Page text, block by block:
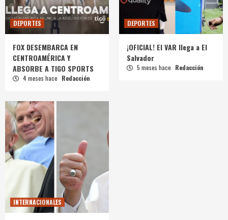
DEPORTES
FOX DESEMBARCA EN
CENTROAMÉRICA Y
ABSORBE A TIGO SPORTS
4 meses hace Redacción
DEPORTES
¡OFICIAL! El VAR llega a El
Salvador
5 meses hace Redacción
INTERNACIONALES